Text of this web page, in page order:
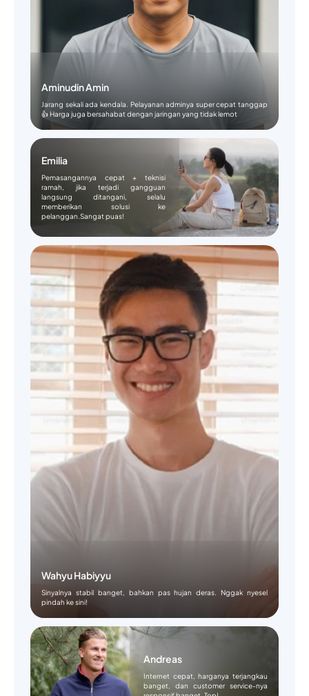
Aminudin Amin
Jarang sekali ada kendala. Pelayanan adminya super cepat tanggap
👍 Harga juga bersahabat dengan jaringan yang tidak lemot
Emilia
Pemasangannya cepat + teknisi
ramah, jika terjadi gangguan
langsung ditangani, selalu
memberikan solusi ke
pelanggan.Sangat puas!
Wahyu Habiyyu
Sinyalnya stabil banget, bahkan pas hujan deras. Nggak nyesel
pindah ke sini!
Andreas
Internet cepat, harganya terjangkau
banget, dan customer service-nya